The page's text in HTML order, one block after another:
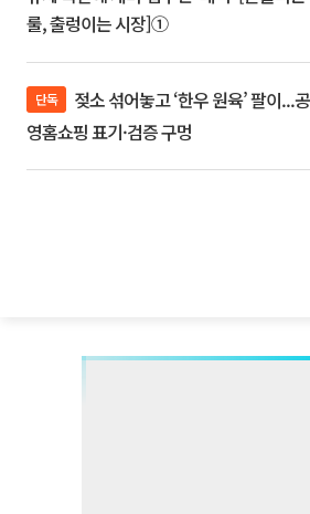
룰, 출렁이는 시장]①
단독
영홈쇼핑 표기·검증 구멍